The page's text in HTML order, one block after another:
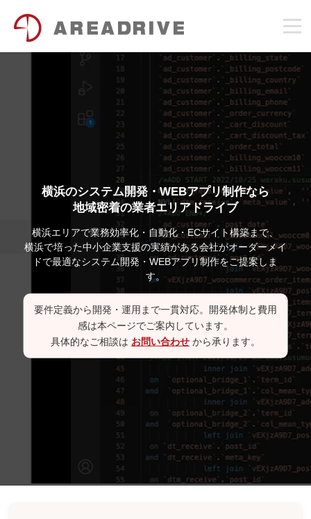
横浜のシステム開発・WEBアプリ制作なら
地域密着の業者エリアドライブ
横浜エリアで業務効率化・自動化・ECサイト構築まで、
横浜で培った中小企業支援の実績がある会社がオーダーメイ
ドで最適なシステム開発・WEBアプリ制作をご提案しま
す。
要件定義から開発・運用まで一貫対応。開発体制と費用
感は本ページでご案内しています。
具体的なご相談は お問い合わせから承ります。